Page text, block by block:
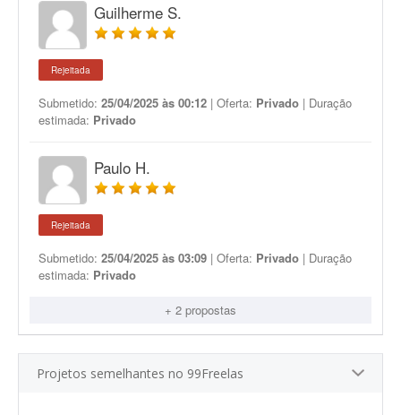
Guilherme S.
Rejeitada
Submetido: 25/04/2025 às 00:12 | Oferta: Privado | Duração
estimada: Privado
Paulo H.
Rejeitada
Submetido: 25/04/2025 às 03:09 | Oferta: Privado | Duração
estimada: Privado
+ 2 propostas
Projetos semelhantes no 99Freelas